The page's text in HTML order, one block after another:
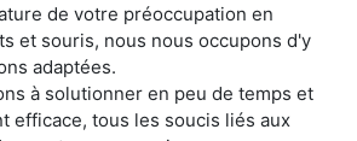
de votre préoccupation en
et souris, nous nous occupons d'y
adaptées.
à solutionner en peu de temps et
efficace, tous les soucis liés aux